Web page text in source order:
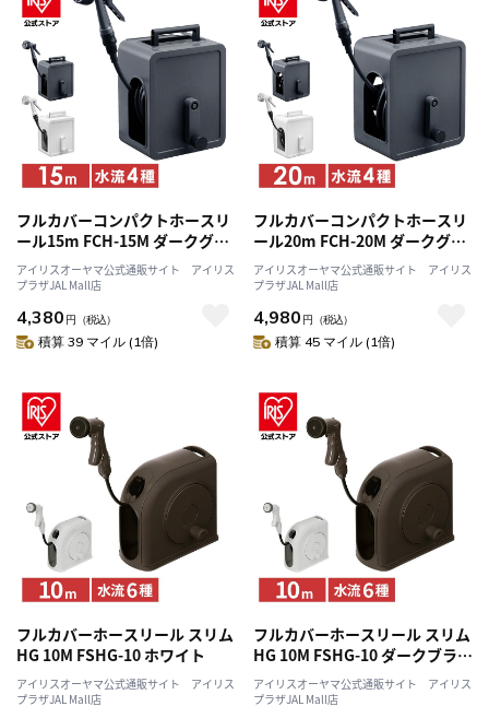
フルカバーコンパクトホースリ
ール15m FCH-15M ダークグレ
ー
アイリスオーヤマ公式通販サイト アイリス
プラザJAL Mall店
4,380 円 （税込）
積算 39 マイル (1倍)
フルカバーコンパクトホースリ
ール20m FCH-20M ダークグレ
ー
アイリスオーヤマ公式通販サイト アイリス
プラザJAL Mall店
4,980 円 （税込）
積算 45 マイル (1倍)
フルカバーホースリール スリム
HG 10M FSHG-10 ホワイト
アイリスオーヤマ公式通販サイト アイリス
プラザJAL Mall店
フルカバーホースリール スリム
HG 10M FSHG-10 ダークブラウ
ン
アイリスオーヤマ公式通販サイト アイリス
プラザJAL Mall店